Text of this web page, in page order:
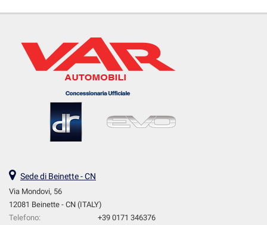
Sede di Beinette - CN
Via Mondovi, 56
12081 Beinette - CN (ITALY)
Telefono:
+39 0171 346376